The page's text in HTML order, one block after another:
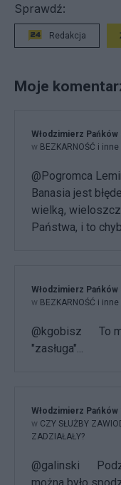
Sprawdź:
Redakcja
Moje
Włodzimierz Pańków
w BEZKARNOŚĆ i
@Pogromca
Banasia jest
wielką,
Państwa, i to
Włodzimierz Pańków
w BEZKARNOŚĆ i
@kgobisz To
"zasługa"...
Włodzimierz Pańków
w CZY SŁUŻBY
ZADZIAŁAŁY?
@galinski